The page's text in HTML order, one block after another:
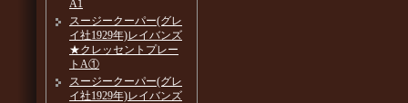
A1
スージークーパー(グレ
イ社1929年)レイバンズ
★クレッセントプレー
トA①
スージークーパー(グレ
イ社1929年)レイバンズ